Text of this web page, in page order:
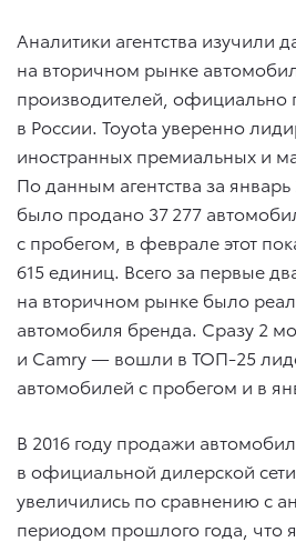
Аналитики агентства изучили
на вторичном рынке
производителей, официально
в России. Toyota уверенно
иностранных премиальных и
По данным агентства за январь
было продано 37 277
с пробегом, в феврале этот
615 единиц. Всего за первые
на вторичном рынке было
автомобиля бренда. Сразу 2
и Camry — вошли в ТОП-25
автомобилей с пробегом и в
В 2016 году продажи
в официальной дилерской
увеличились по сравнению с
периодом прошлого года, что